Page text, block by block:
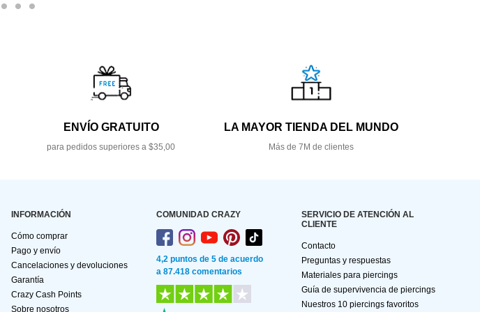
ENVÍO GRATUITO
para pedidos superiores a $35,00
LA MAYOR TIENDA DEL MUNDO
Más de 7M de clientes
INFORMACIÓN
Cómo comprar
Pago y envío
Cancelaciones y devoluciones
Garantía
Crazy Cash Points
Sobre nosotros
COMUNIDAD CRAZY
4,2 puntos de 5 de acuerdo
a 87.418 comentarios
SERVICIO DE ATENCIÓN AL
CLIENTE
Contacto
Preguntas y respuestas
Materiales para piercings
Guía de supervivencia de piercings
Nuestros 10 piercings favoritos